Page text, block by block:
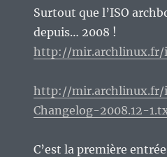
Surtout que l’ISO
depuis… 2008 !
http://mir.archlinux.fr/
http://mir.archlinux.fr/
Changelog-2008.12-
C’est la première